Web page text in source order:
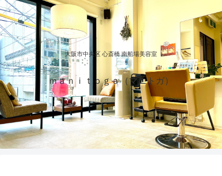
大阪市中央区 心斎橋 南船場美容室
ｍａｎｉｔｏｇａ（マニトガ）